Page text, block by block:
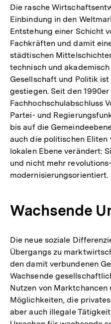
Die rasche
Einbindung in den
Entstehung einer Schicht
Fachkräften und damit
städtischen
technisch und
Gesellschaft und Politik
gestiegen. Seit den
Fachhochschulabschluss
Partei- und
bis auf die
auch die politischen Eliten
lokalen Ebene verändert:
und nicht mehr
modernisierungsorientiert.
Wachsende
Die neue soziale
Übergangs zu
den damit verbundenen
Wachsende
Nutzen von
Möglichkeiten, die
aber auch illegale